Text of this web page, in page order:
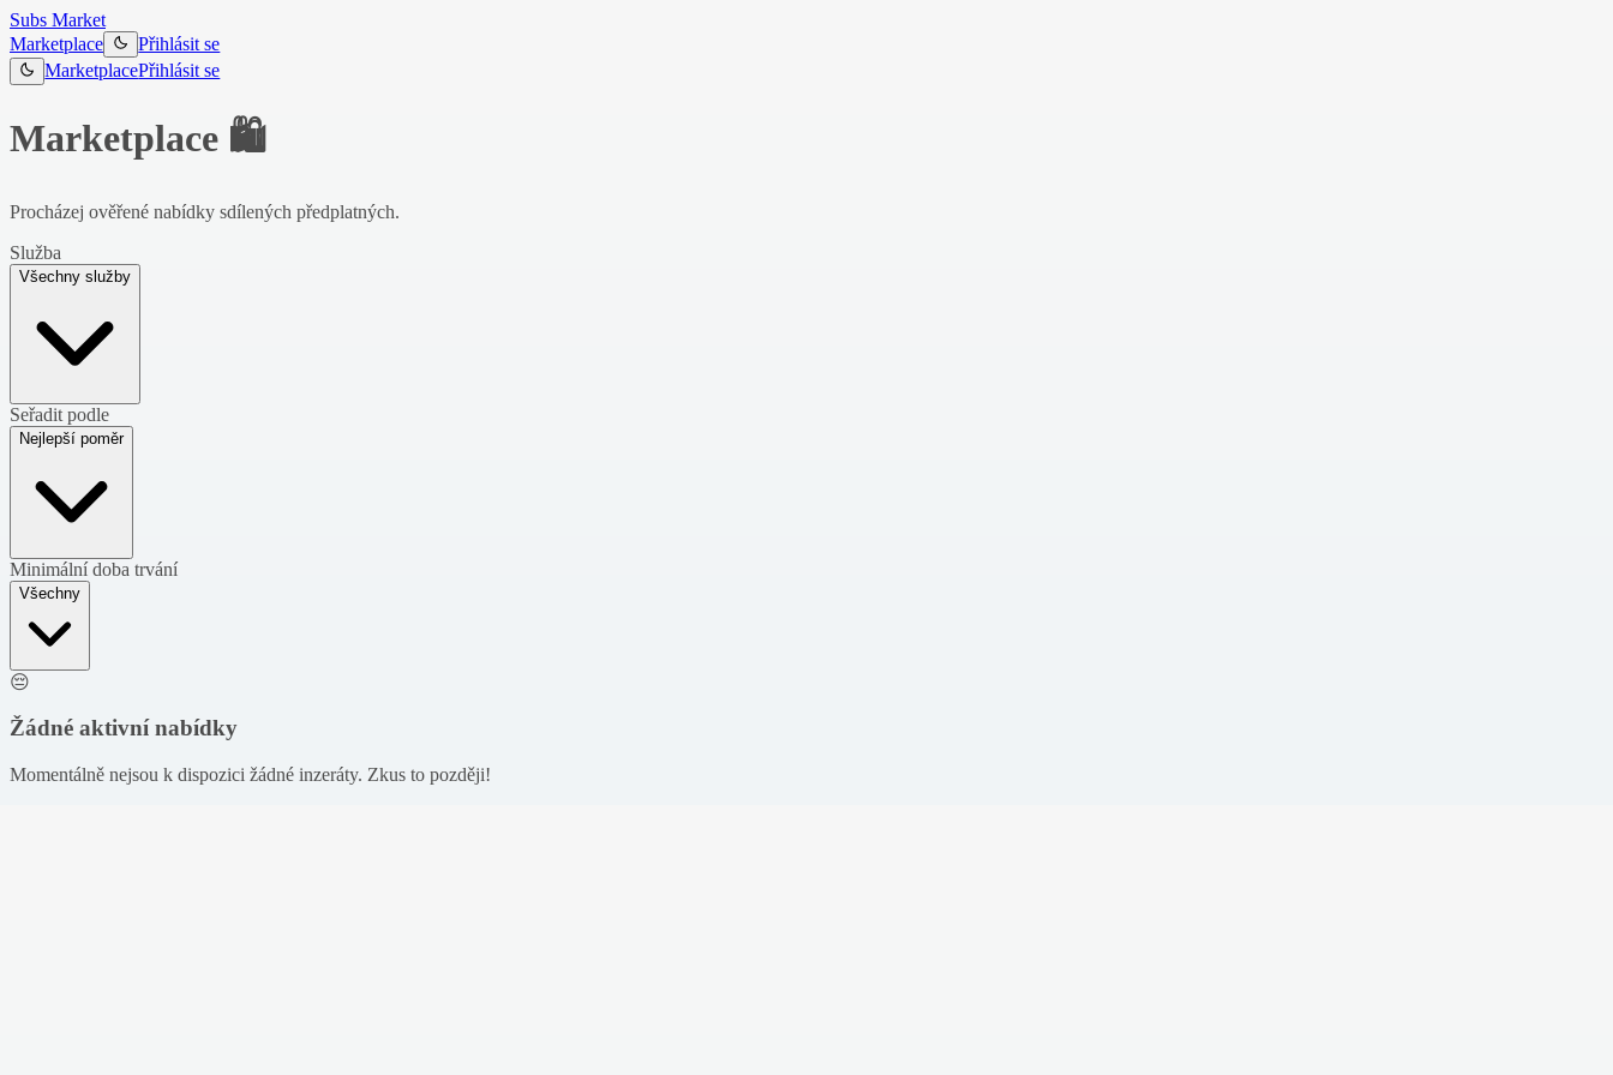
Subs Market
Marketplace
Přihlásit se
MarketplacePřihlásit se
Marketplace 🛍️
Procházej ověřené nabídky sdílených předplatných.
Služba
Všechny služby
Seřadit podle
Nejlepší poměr
Minimální doba trvání
Všechny
😔
Žádné aktivní nabídky
Momentálně nejsou k dispozici žádné inzeráty. Zkus to později!